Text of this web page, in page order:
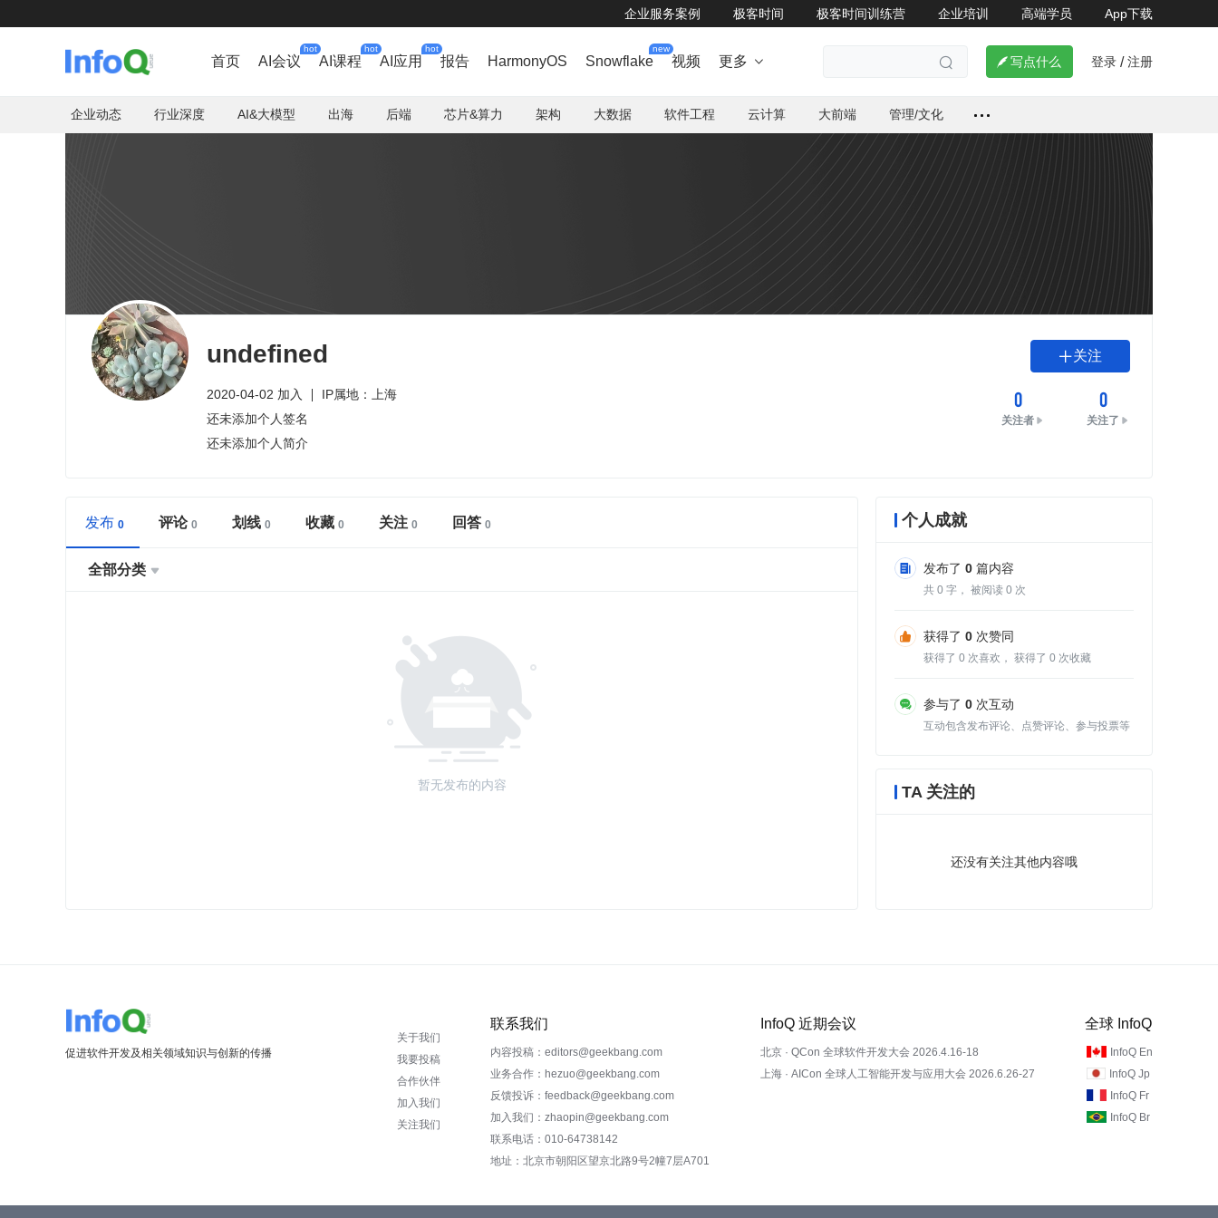
企业服务案例 极客时间 极客时间训练营 企业培训 高端学员 App下载
首页 AI会议
hot
AI课程
hot
AI应用
hot
报告 HarmonyOS Snowflake
new
视频 更多    写点什么 登录 / 注册
企业动态 行业深度 AI&大模型 出海 后端 芯片&算力 架构 大数据 软件工程 云计算 大前端 管理/文化
undefined
2020-04-02 加入
IP属地：上海
还未添加个人签名
还未添加个人简介
关注
0
关注者
0
关注了
发布 评论 划线 收藏 关注 回答
全部分类 
暂无发布的内容
个人成就
发布了 0 篇内容
共 0 字， 被阅读 0 次
获得了 0 次赞同
获得了 0 次喜欢， 获得了 0 次收藏
参与了 0 次互动
互动包含发布评论、点赞评论、参与投票等
TA 关注的
还没有关注其他内容哦
促进软件开发及相关领域知识与创新的传播
关于我们
我要投稿
合作伙伴
加入我们
关注我们
联系我们
内容投稿：editors@geekbang.com
业务合作：hezuo@geekbang.com
反馈投诉：feedback@geekbang.com
加入我们：zhaopin@geekbang.com
联系电话：010-64738142
地址：北京市朝阳区望京北路9号2幢7层A701
InfoQ 近期会议
北京 · QCon 全球软件开发大会 2026.4.16-18
上海 · AICon 全球人工智能开发与应用大会 2026.6.26-27
全球 InfoQ
InfoQ En
InfoQ Jp
InfoQ Fr
InfoQ Br